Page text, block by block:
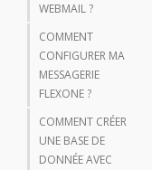
WEBMAIL ?
COMMENT
CONFIGURER MA
MESSAGERIE
FLEXONE ?
COMMENT CRÉER
UNE BASE DE
DONNÉE AVEC